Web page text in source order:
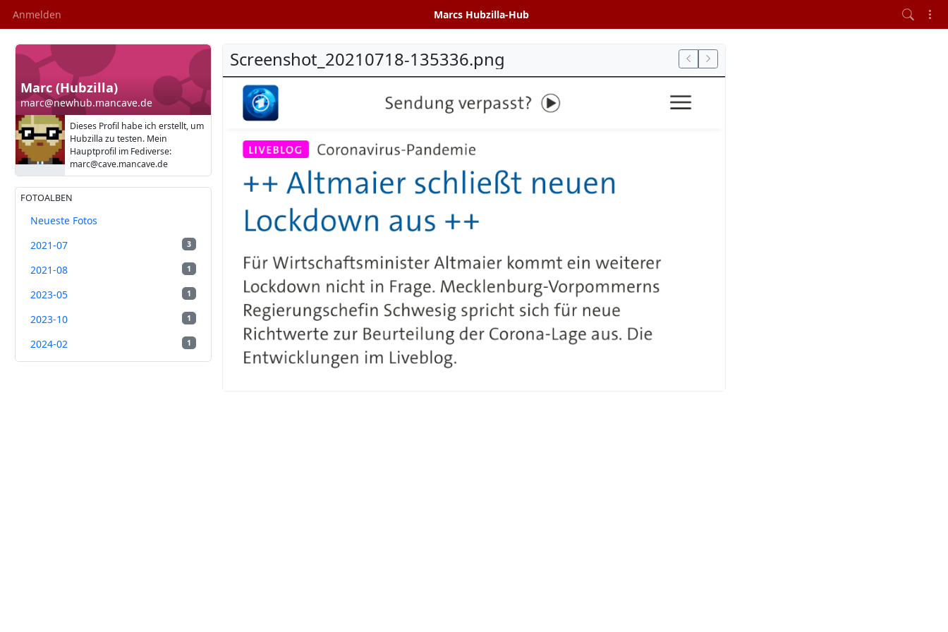
Anmelden Marcs Hubzilla-Hub
Marc (Hubzilla)
marc@newhub.mancave.de
Dieses Profil habe ich erstellt, um
Hubzilla zu testen. Mein
Hauptprofil im Fediverse:
marc@cave.mancave.de
FOTOALBEN
Neueste Fotos
3
2021-07
1
2021-08
1
2023-05
1
2023-10
1
2024-02
Screenshot_20210718-135336.png